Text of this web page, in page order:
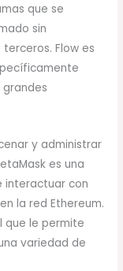
que se
sin
Flow es
grandes
y administrar
es una
interactuar con
la red Ethereum.
que le permite
variedad de